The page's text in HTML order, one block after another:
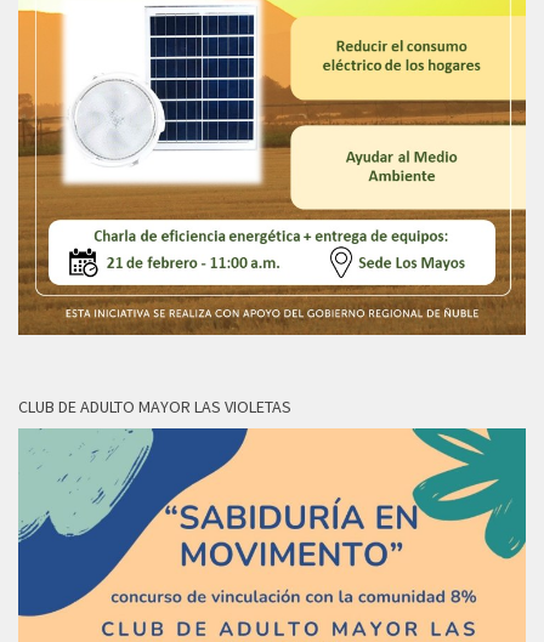
CLUB DE ADULTO MAYOR LAS VIOLETAS